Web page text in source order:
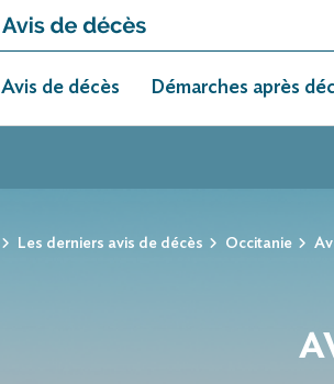
Avis de décès Démarches après
Les derniers avis de décès Occitanie